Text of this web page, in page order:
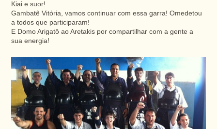
Kiai e suor!
Gambatê Vitória, vamos continuar com essa garra! Omedetou
a todos que participaram!
E Domo Arigatô ao Aretakis por compartilhar com a gente a
sua energia!